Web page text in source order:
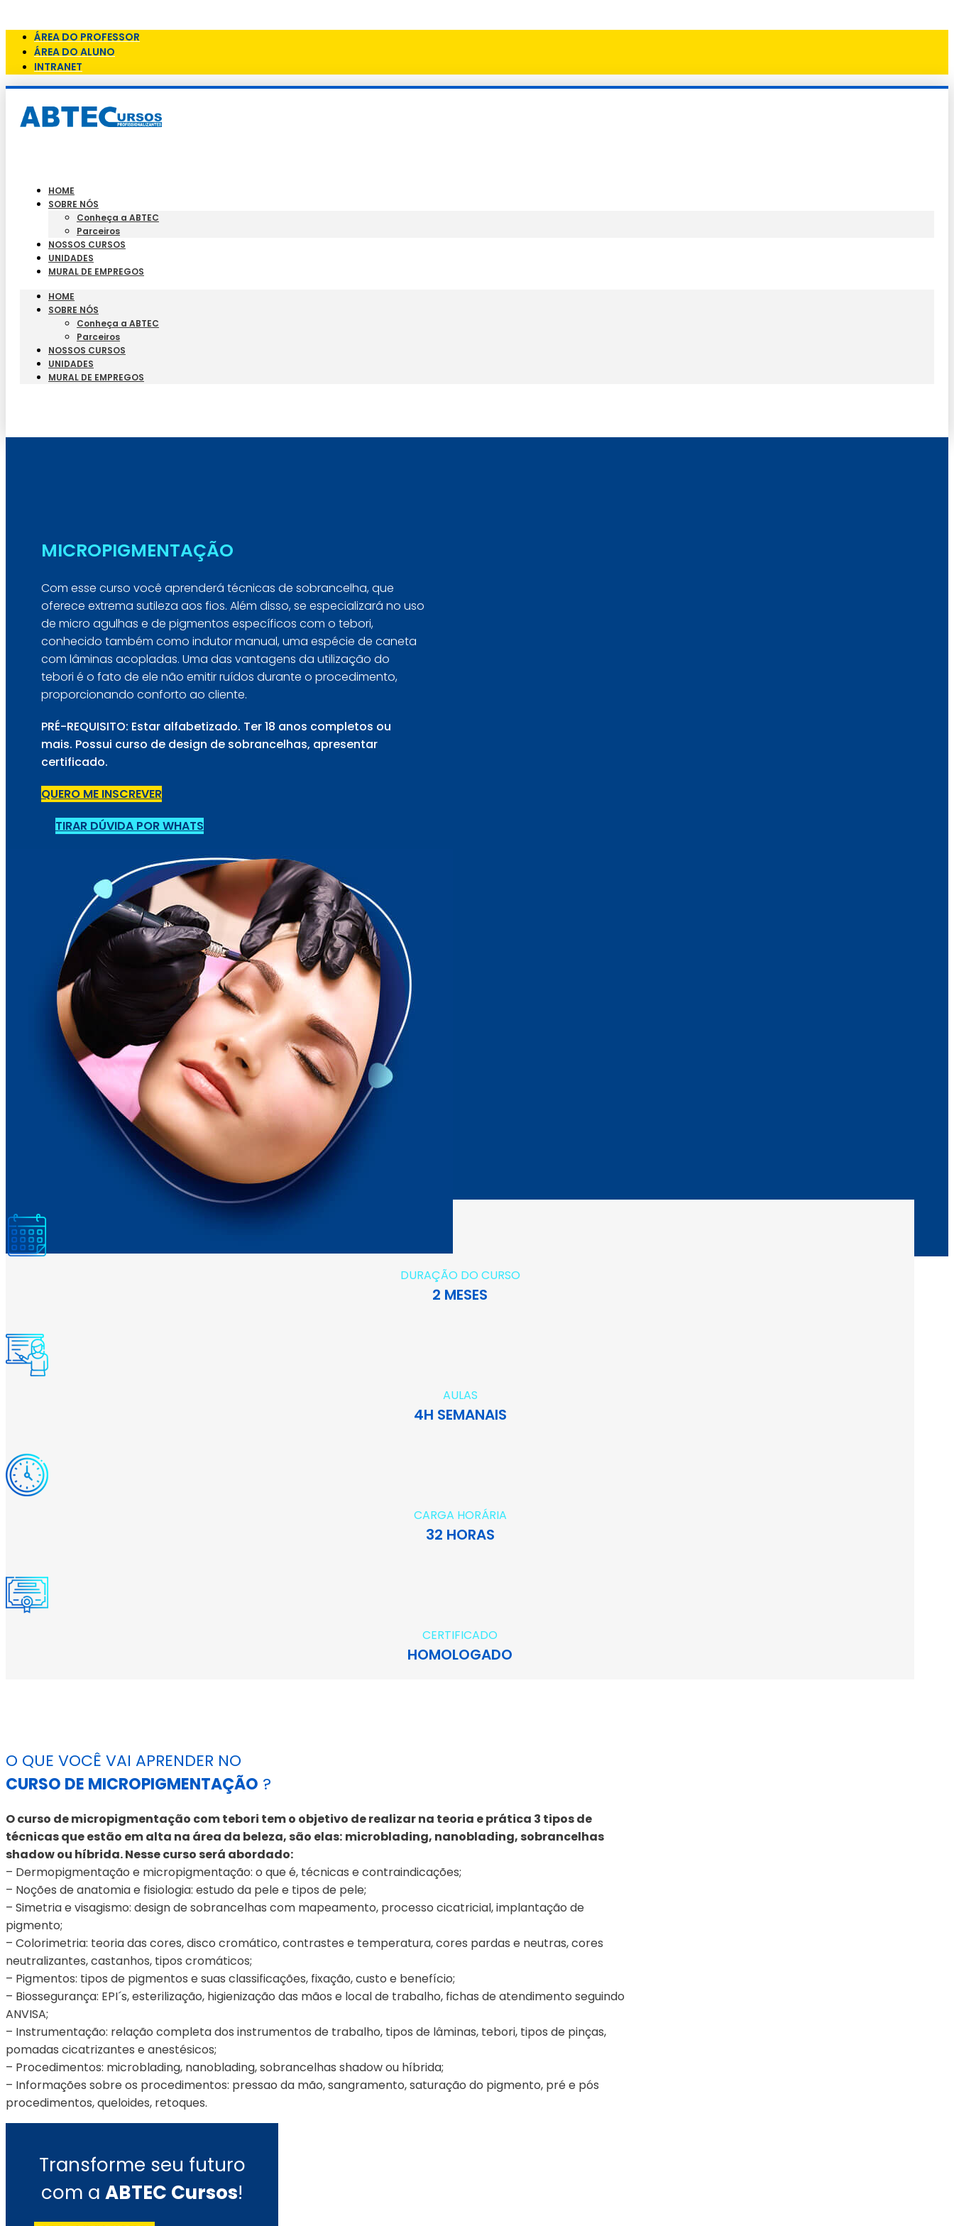
ÁREA DO PROFESSOR
ÁREA DO ALUNO
INTRANET
HOME
SOBRE NÓS
Conheça a ABTEC
Parceiros
NOSSOS CURSOS
UNIDADES
MURAL DE EMPREGOS
HOME
SOBRE NÓS
Conheça a ABTEC
Parceiros
NOSSOS CURSOS
UNIDADES
MURAL DE EMPREGOS
MICROPIGMENTAÇÃO
Com esse curso você aprenderá técnicas de sobrancelha, que
oferece extrema sutileza aos fios. Além disso, se especializará no uso
de micro agulhas e de pigmentos específicos com o tebori,
conhecido também como indutor manual, uma espécie de caneta
com lâminas acopladas. Uma das vantagens da utilização do
tebori é o fato de ele não emitir ruídos durante o procedimento,
proporcionando conforto ao cliente.
PRÉ-REQUISITO: Estar alfabetizado. Ter 18 anos completos ou
mais. Possui curso de design de sobrancelhas, apresentar
certificado.
QUERO ME INSCREVER
TIRAR DÚVIDA POR WHATS
DURAÇÃO DO CURSO
2 MESES
AULAS
4H SEMANAIS
CARGA HORÁRIA
32 HORAS
CERTIFICADO
HOMOLOGADO
O QUE VOCÊ VAI APRENDER NO
CURSO DE MICROPIGMENTAÇÃO ?
O curso de micropigmentação com tebori tem o objetivo de realizar na teoria e prática 3 tipos de
técnicas que estão em alta na área da beleza, são elas: microblading, nanoblading, sobrancelhas
shadow ou híbrida. Nesse curso será abordado:
– Dermopigmentação e micropigmentação: o que é, técnicas e contraindicações;
– Noções de anatomia e fisiologia: estudo da pele e tipos de pele;
– Simetria e visagismo: design de sobrancelhas com mapeamento, processo cicatricial, implantação de
pigmento;
– Colorimetria: teoria das cores, disco cromático, contrastes e temperatura, cores pardas e neutras, cores
neutralizantes, castanhos, tipos cromáticos;
– Pigmentos: tipos de pigmentos e suas classificações, fixação, custo e benefício;
– Biossegurança: EPI´s, esterilização, higienização das mãos e local de trabalho, fichas de atendimento seguindo
ANVISA;
– Instrumentação: relação completa dos instrumentos de trabalho, tipos de lâminas, tebori, tipos de pinças,
pomadas cicatrizantes e anestésicos;
– Procedimentos: microblading, nanoblading, sobrancelhas shadow ou híbrida;
– Informações sobre os procedimentos: pressao da mão, sangramento, saturação do pigmento, pré e pós
procedimentos, queloides, retoques.
Transforme seu futuro
com a ABTEC Cursos!